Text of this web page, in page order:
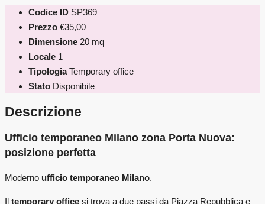
Codice ID SP369
Prezzo €35,00
Dimensione 20 mq
Locale 1
Tipologia Temporary office
Stato Disponibile
Descrizione
Ufficio temporaneo Milano zona Porta Nuova:
posizione perfetta
Moderno ufficio temporaneo Milano.
Il temporary office si trova a due passi da Piazza Repubblica e